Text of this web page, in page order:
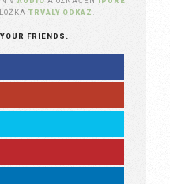
TRVALÝ ODKAZ
FRIENDS.